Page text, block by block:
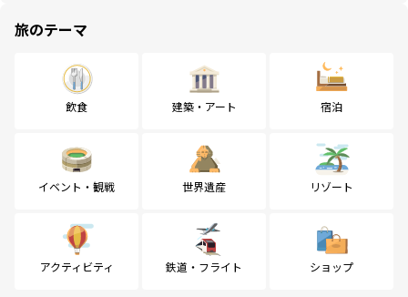
旅のテーマ
飲食 建築・アート 宿泊
イベント・観戦 世界遺産 リゾート
アクティビティ 鉄道・フライト ショップ